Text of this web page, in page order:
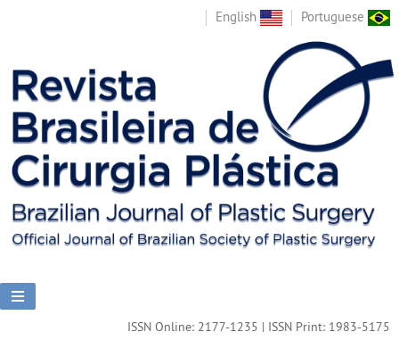
English Portuguese
ISSN Online: 2177-1235 | ISSN Print: 1983-5175